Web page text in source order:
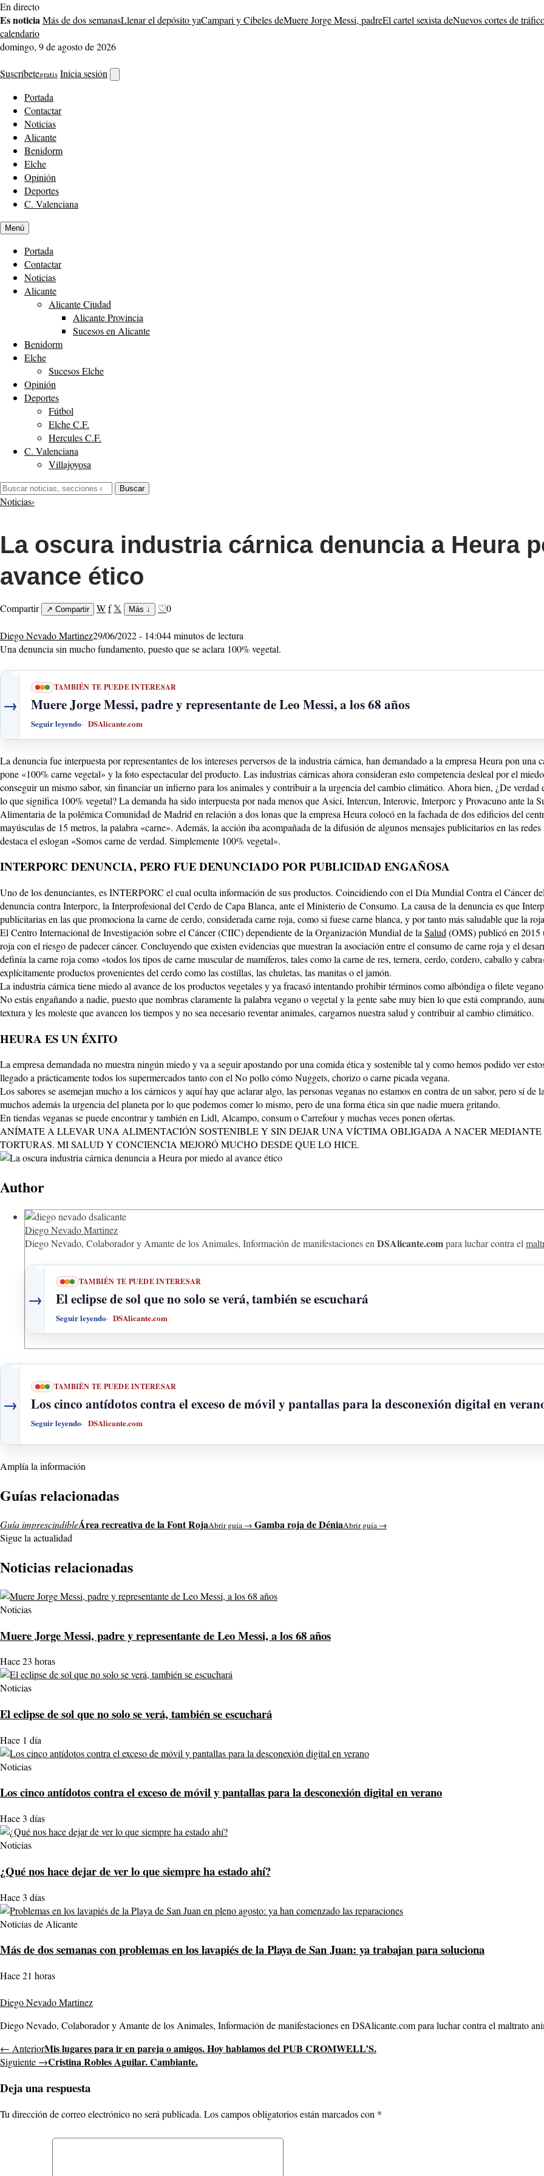
Saltar
al
contenido
En directo
Es noticiaMás de dos semanasLlenar el depósito yaCampari y Cibeles deMuere Jorge Messi, padreEl cartel sexista deNuevos cortes de
calendario
domingo, 9 de agosto de 2026
Suscríbetegratis Inicia sesión
buscador
Portada
Contactar
Noticias
Alicante
Benidorm
Elche
Opinión
Deportes
C. Valenciana
Menú
Portada
Contactar
Noticias
Alicante
Alicante Ciudad
Alicante Provincia
Sucesos en Alicante
Benidorm
Elche
Sucesos Elche
Opinión
Deportes
Fútbol
Elche C.F.
Hercules C.F.
C. Valenciana
Villajoyosa
Buscar:
Buscar
Noticias›
La oscura industria cárnica denuncia a Heura
avance ético
Compartir ↗ Compartir Wf 𝕏 Más ↓ ♡0
Diego Nevado Martinez29/06/2022 - 14:044 minutos de lectura
Una denuncia sin mucho fundamento, puesto que se aclara 100% vegetal.
→
TAMBIÉN TE PUEDE INTERESAR
Muere Jorge Messi, padre y representante de Leo Messi, a los 68 años
Seguir leyendo DSAlicante.com
La denuncia fue interpuesta por representantes de los intereses perversos de la industria cárnica, han demandado a la empresa Heura pon
pone «100% carne vegetal» y la foto espectacular del producto. Las industrias cárnicas ahora consideran esto competencia desleal por el
conseguir un mismo sabor, sin financiar un infierno para los animales y contribuir a la urgencia del cambio climático. Ahora bien, ¿De verdad
lo que significa 100% vegetal? La demanda ha sido interpuesta por nada menos que Asici, Intercun, Interovic, Interporc y Provacuno ante la
Alimentaria de la polémica Comunidad de Madrid en relación a dos lonas que la empresa Heura colocó en la fachada de dos edificios del
mayúsculas de 15 metros, la palabra «carne». Además, la acción iba acompañada de la difusión de algunos mensajes publicitarios en las
destaca el eslogan «Somos carne de verdad. Simplemente 100% vegetal».
INTERPORC DENUNCIA, PERO FUE DENUNCIADO POR PUBLICIDAD ENGAÑOSA
Uno de los denunciantes, es INTERPORC el cual oculta información de sus productos. Coincidiendo con el Día Mundial Contra el Cáncer
denuncia contra Interporc, la Interprofesional del Cerdo de Capa Blanca, ante el Ministerio de Consumo. La causa de la denuncia es que
publicitarias en las que promociona la carne de cerdo, considerada carne roja, como si fuese carne blanca, y por tanto más saludable que la
El Centro Internacional de Investigación sobre el Cáncer (CIIC) dependiente de la Organización Mundial de la Salud (OMS) publicó en 2015
roja con el riesgo de padecer cáncer. Concluyendo que existen evidencias que muestran la asociación entre el consumo de carne roja y el
definía la carne roja como «todos los tipos de carne muscular de mamíferos, tales como la carne de res, ternera, cerdo, cordero, caballo y
explícitamente productos provenientes del cerdo como las costillas, las chuletas, las manitas o el jamón.
La industria cárnica tiene miedo al avance de los productos vegetales y ya fracasó intentando prohibir términos como albóndiga o filete
No estás engañando a nadie, puesto que nombras claramente la palabra vegano o vegetal y la gente sabe muy bien lo que está comprando,
textura y les moleste que avancen los tiempos y no sea necesario reventar animales, cargarnos nuestra salud y contribuir al cambio climático.
HEURA ES UN ÉXITO
La empresa demandada no muestra ningún miedo y va a seguir apostando por una comida ética y sostenible tal y como hemos podido ver
llegado a prácticamente todos los supermercados tanto con el No pollo cómo Nuggets, chorizo o carne picada vegana.
Los sabores se asemejan mucho a los cárnicos y aquí hay que aclarar algo, las personas veganas no estamos en contra de un sabor, pero sí
muchos además la urgencia del planeta por lo que podemos comer lo mismo, pero de una forma ética sin que nadie muera gritando.
En tiendas veganas se puede encontrar y también en Lidl, Alcampo, consum o Carrefour y muchas veces ponen ofertas.
ANÍMATE A LLEVAR UNA ALIMENTACIÓN SOSTENIBLE Y SIN DEJAR UNA VÍCTIMA OBLIGADA A NACER MEDIANTE
TORTURAS. MI SALUD Y CONCIENCIA MEJORÓ MUCHO DESDE QUE LO HICE.
Author
Diego Nevado Martinez
Diego Nevado, Colaborador y Amante de los Animales, Información de manifestaciones enDSAlicante.compara luchar contra el
→
TAMBIÉN TE PUEDE INTERESAR
El eclipse de sol que no solo se verá, también se escuchará
Seguir leyendo DSAlicante.com
→
TAMBIÉN TE PUEDE INTERESAR
Los cinco antídotos contra el exceso de móvil y pantallas para la desconexión digital en
Seguir leyendo DSAlicante.com
Amplía la información
Guías relacionadas
Guía imprescindibleÁrea recreativa de la Font RojaAbrir guía → Gamba roja de DéniaAbrir guía →
Sigue la actualidad
Noticias relacionadas
Noticias
Muere Jorge Messi, padre y representante de Leo Messi, a los 68 años
Hace 23 horas
Noticias
El eclipse de sol que no solo se verá, también se escuchará
Hace 1 día
Noticias
Los cinco antídotos contra el exceso de móvil y pantallas para la desconexión digital en verano
Hace 3 días
Noticias
¿Qué nos hace dejar de ver lo que siempre ha estado ahí?
Hace 3 días
Noticias de Alicante
Más de dos semanas con problemas en los lavapiés de la Playa de San Juan: ya trabajan para soluciona
Hace 21 horas
Diego Nevado Martinez
Diego Nevado, Colaborador y Amante de los Animales, Información de manifestaciones en DSAlicante.com para luchar contra el maltrato
← AnteriorMis lugares para ir en pareja o amigos. Hoy hablamos del PUB CROMWELL’S.
Siguiente →Cristina Robles Aguilar. Cambiante.
Deja una respuesta
Tu dirección de correo electrónico no será publicada. Los campos obligatorios están marcados con *